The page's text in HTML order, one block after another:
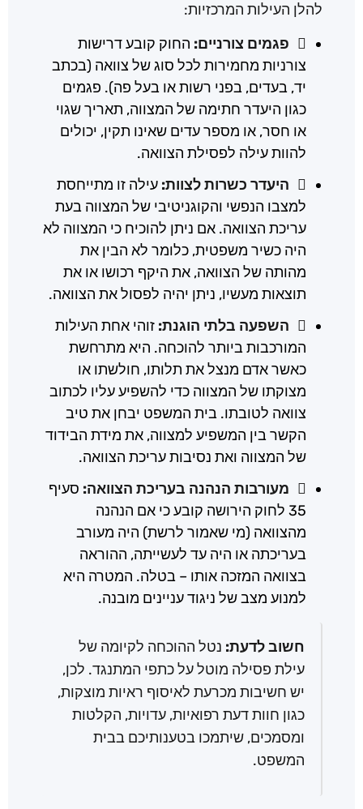
להלן העילות המרכזיות:
פגמים צורניים: החוק קובע דרישות
צורניות מחמירות לכל סוג של צוואה (בכתב
יד, בעדים, בפני רשות או בעל פה). פגמים
כגון היעדר חתימה של המצווה, תאריך שגוי
או חסר, או מספר עדים שאינו תקין, יכולים
להוות עילה לפסילת הצוואה.
היעדר כשרות לצוות: עילה זו מתייחסת
למצבו הנפשי והקוגניטיבי של המצווה בעת
עריכת הצוואה. אם ניתן להוכיח כי המצווה לא
היה כשיר משפטית, כלומר לא הבין את
מהותה של הצוואה, את היקף רכושו או את
תוצאות מעשיו, ניתן יהיה לפסול את הצוואה.
השפעה בלתי הוגנת: זוהי אחת העילות
המורכבות ביותר להוכחה. היא מתרחשת
כאשר אדם מנצל את תלותו, חולשתו או
מצוקתו של המצווה כדי להשפיע עליו לכתוב
צוואה לטובתו. בית המשפט יבחן את טיב
הקשר בין המשפיע למצווה, את מידת הבידוד
של המצווה ואת נסיבות עריכת הצוואה.
מעורבות הנהנה בעריכת הצוואה: סעיף
35 לחוק הירושה קובע כי אם הנהנה
מהצוואה (מי שאמור לרשת) היה מעורב
בעריכתה או היה עד לעשייתה, ההוראה
בצוואה המזכה אותו – בטלה. המטרה היא
למנוע מצב של ניגוד עניינים מובנה.
חשוב לדעת: נטל ההוכחה לקיומה של
עילת פסילה מוטל על כתפי המתנגד. לכן,
יש חשיבות מכרעת לאיסוף ראיות מוצקות,
כגון חוות דעת רפואיות, עדויות, הקלטות
ומסמכים, שיתמכו בטענותיכם בבית
המשפט.